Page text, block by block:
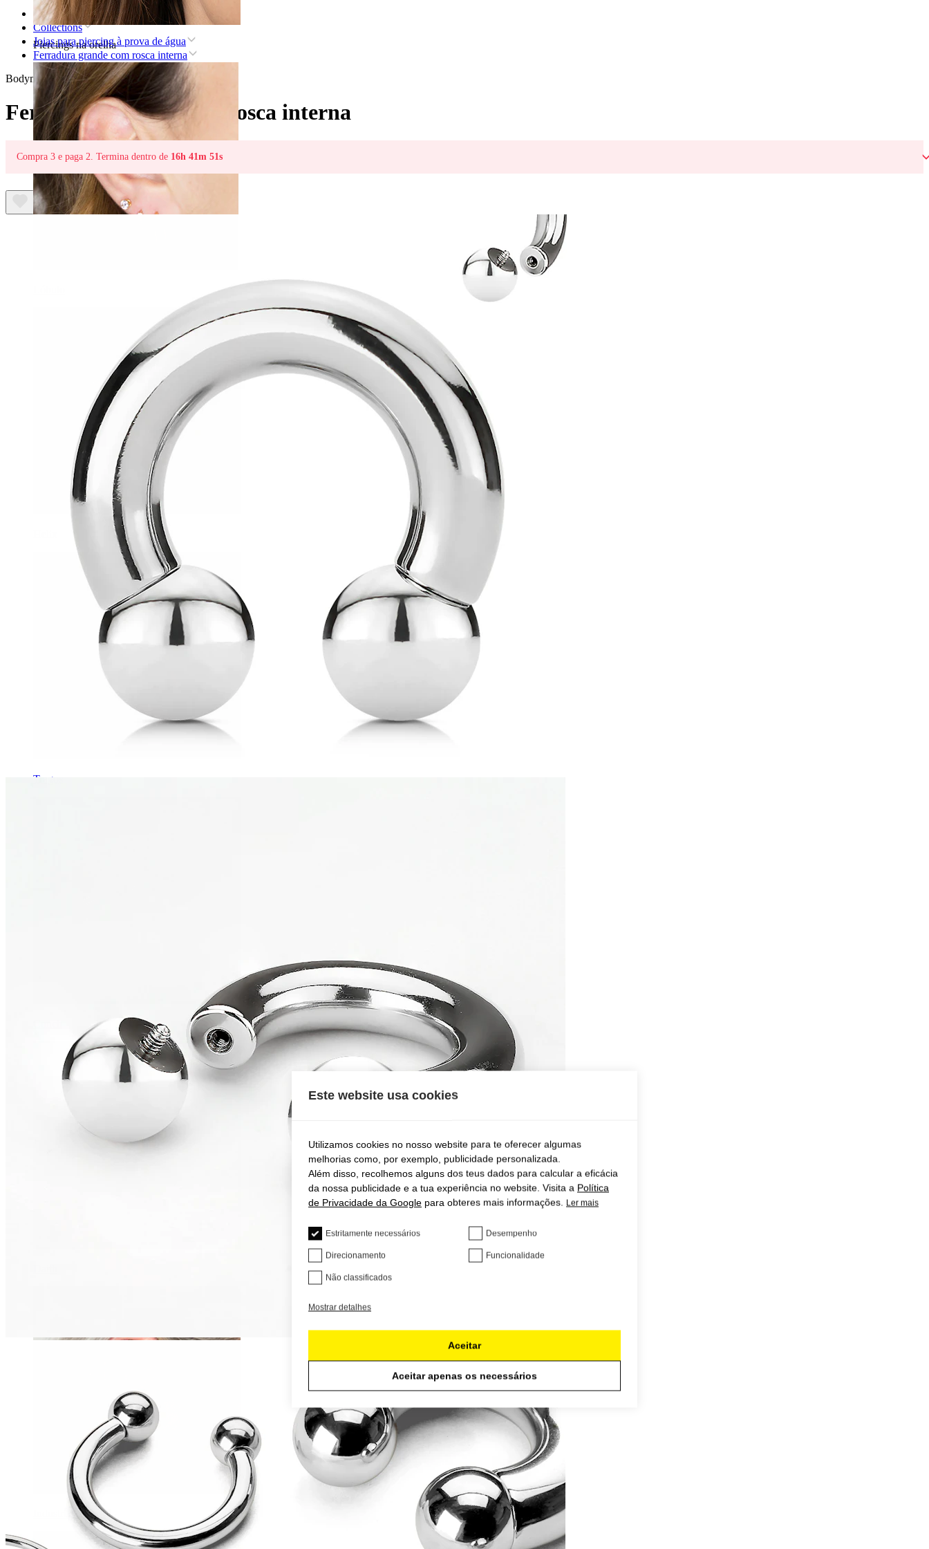
Piercings na orelha
Tragos
Industrial
Home
Collections
Joias para piercing à prova de água
Ferradura grande com rosca interna
Bodymod Essentials
Ferradura grande com rosca interna
Compra 3 e paga 2. Termina dentro de 16h 41m 51s
Este website usa cookies
Utilizamos cookies no nosso website para te oferecer algumas
melhorias como, por exemplo, publicidade personalizada.
Além disso, recolhemos alguns dos teus dados para calcular a eficácia
da nossa publicidade e a tua experiência no website. Visita a Política
de Privacidade da Google para obteres mais informações. Ler mais
Estritamente necessários Desempenho
Direcionamento Funcionalidade
Não classificados
Mostrar detalhes
Aceitar
Aceitar apenas os necessários